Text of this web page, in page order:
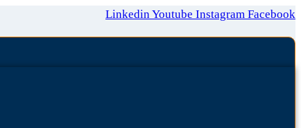
LinkedinYoutube Instagram Facebook